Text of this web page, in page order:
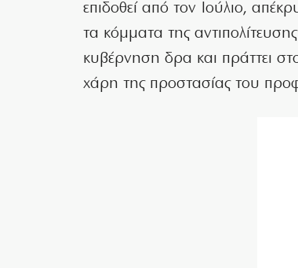
επιδοθεί από τον Ιούλιο,
τα κόμματα της
κυβέρνηση δρα και πράττει
χάρη της προστασίας του